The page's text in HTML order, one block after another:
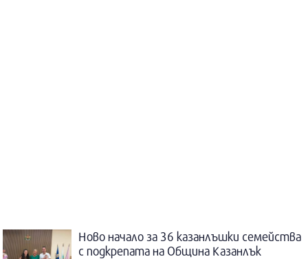
Ново начало за 36 казанлъшки семейства
с подкрепата на Община Казанлък